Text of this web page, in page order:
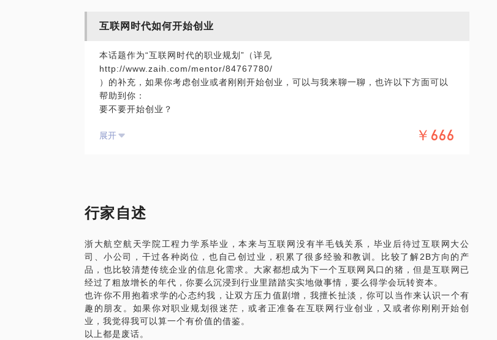
干过HR、销售、运营、部门经理、产品经理，以及创业时作为公司老板，对于各种类型
希望你对自己的职业和人生规划有所思考，这样我才能更好地为你阐述选择的利弊。
互联网时代如何开始创业
本话题作为“互联网时代的职业规划”（详见
http://www.zaih.com/mentor/84767780/
）的补充，如果你考虑创业或者刚刚开始创业，可以与我来聊一聊，也许以下方面可以
帮助到你：
要不要开始创业？
如何实施项目计划？该如何执行？无非产供销人财物。
展开 ￥666
行家自述
浙大航空航天学院工程力学系毕业，本来与互联网没有半毛钱关系，毕业后待过互联网大公
司、小公司，干过各种岗位，也自己创过业，积累了很多经验和教训。比较了解2B方向的产
品，也比较清楚传统企业的信息化需求。大家都想成为下一个互联网风口的猪，但是互联网已
经过了粗放增长的年代，你要么沉浸到行业里踏踏实实地做事情，要么得学会玩转资本。
也许你不用抱着求学的心态约我，让双方压力值剧增，我擅长扯淡，你可以当作来认识一个有
趣的朋友。如果你对职业规划很迷茫，或者正准备在互联网行业创业，又或者你刚刚开始创
业，我觉得我可以算一个有价值的借鉴。
以上都是废话。